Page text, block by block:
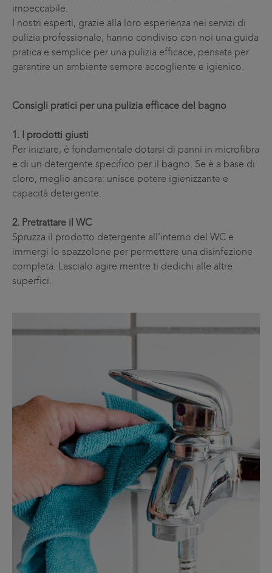
impeccabile.
I nostri esperti, grazie alla loro esperienza nei servizi di
pulizia professionale, hanno condiviso con noi una guida
pratica e semplice per una pulizia efficace, pensata per
garantire un ambiente sempre accogliente e igienico.
Consigli pratici per una pulizia efficace del bagno
1. I prodotti giusti
Per iniziare, è fondamentale dotarsi di panni in microfibra
e di un detergente specifico per il bagno. Se è a base di
cloro, meglio ancora: unisce potere igienizzante e
capacità detergente.
2. Pretrattare il WC
Spruzza il prodotto detergente all’interno del WC e
immergi lo spazzolone per permettere una disinfezione
completa. Lascialo agire mentre ti dedichi alle altre
superfici.